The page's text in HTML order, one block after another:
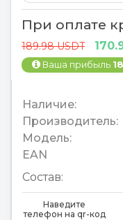
При оплате
189.98 USDT
Ваша прибыль
Наличие:
Производитель:
Модель:
EAN
Состав:
Наведите
телефон на qr-код